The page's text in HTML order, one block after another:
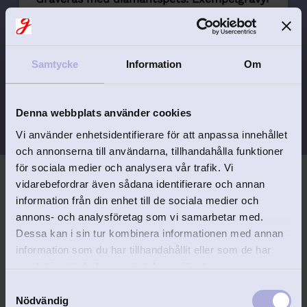
Samtycke Information Om
Denna webbplats använder cookies
Vi använder enhetsidentifierare för att anpassa innehållet
och annonserna till användarna, tillhandahålla funktioner
för sociala medier och analysera vår trafik. Vi
vidarebefordrar även sådana identifierare och annan
information från din enhet till de sociala medier och
annons- och analysföretag som vi samarbetar med.
Dessa kan i sin tur kombinera informationen med annan
information som du har tillhandahållit eller som de har
samlat in när du har använt deras tjänster.
Nödvändig
För bästa resultat, begränsa antalet
Kursiv stil/skrivstil graverar vi som regel
inte i enbart versaler då detta inte ger ett
Relaterade produkter